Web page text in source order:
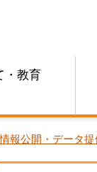
・教育
情報公開・データ提